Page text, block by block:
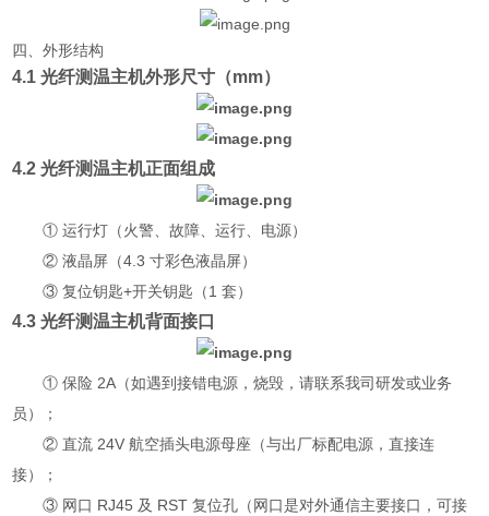
四、外形结构
4.1 光纤测温主机外形尺寸（mm）
4.2 光纤测温主机正面组成
① 运行灯（火警、故障、运行、电源）
② 液晶屏（4.3 寸彩色液晶屏）
③ 复位钥匙+开关钥匙（1 套）
4.3 光纤测温主机背面接口
① 保险 2A（如遇到接错电源，烧毁，请联系我司研发或业务
员）；
② 直流 24V 航空插头电源母座（与出厂标配电源，直接连
接）；
③ 网口 RJ45 及 RST 复位孔（网口是对外通信主要接口，可接